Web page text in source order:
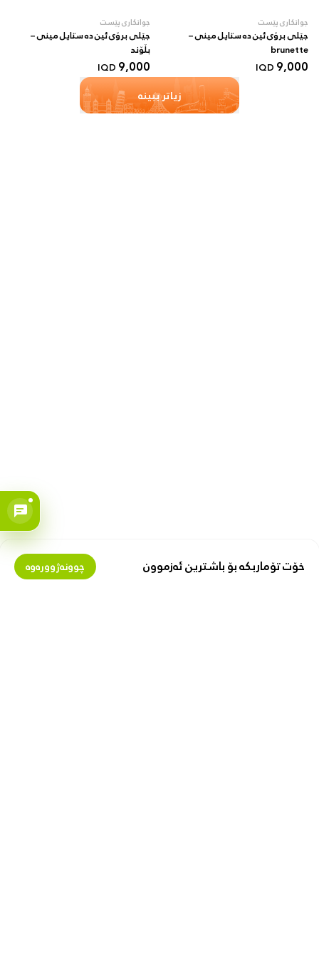
جوانکاری پێست
جێلی برۆی ئین دە ستایل مینی –
brunette
9,000
IQD
جوانکاری پێست
جێلی برۆی ئین دە ستایل مینی –
بڵۆند
9,000
IQD
زیاتر ببینە
خۆت تۆماربکە بۆ باشترین ئەزموون چوونەژوورەوە